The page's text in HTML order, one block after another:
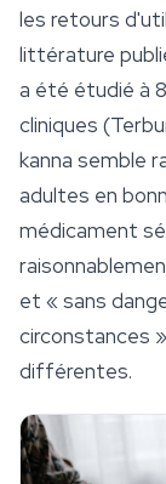
les retours
littérature
a été étudié à
cliniques
kanna semble
adultes en
médicament
et « sans
circonstances
différentes.